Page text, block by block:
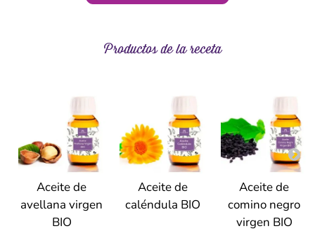
Productos de la receta
Aceite de
avellana virgen
BIO
Aceite de
caléndula BIO
Aceite de
comino negro
virgen BIO